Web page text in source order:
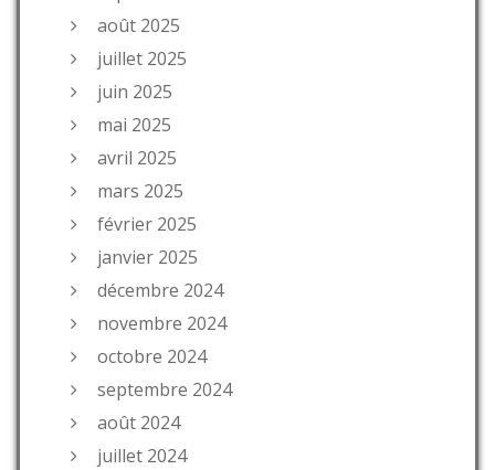
août 2025
juillet 2025
juin 2025
mai 2025
avril 2025
mars 2025
février 2025
janvier 2025
décembre 2024
novembre 2024
octobre 2024
septembre 2024
août 2024
juillet 2024